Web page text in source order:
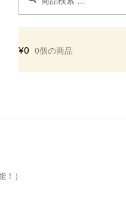
対
象:
¥0 0個の商品
）